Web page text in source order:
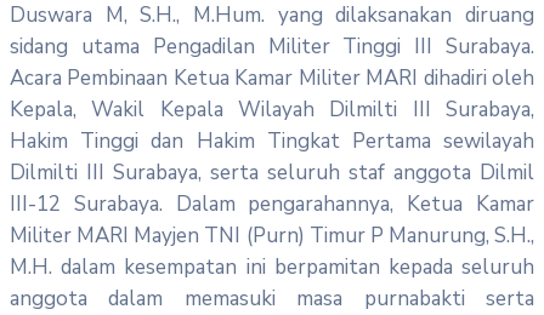
Duswara M, S.H., M.Hum. yang dilaksanakan diruang
sidang utama Pengadilan Militer Tinggi III Surabaya.
Acara Pembinaan Ketua Kamar Militer MARI dihadiri oleh
Kepala, Wakil Kepala Wilayah Dilmilti III Surabaya,
Hakim Tinggi dan Hakim Tingkat Pertama sewilayah
Dilmilti III Surabaya, serta seluruh staf anggota Dilmil
III-12 Surabaya. Dalam pengarahannya, Ketua Kamar
Militer MARI Mayjen TNI (Purn) Timur P Manurung, S.H.,
M.H. dalam kesempatan ini berpamitan kepada seluruh
anggota dalam memasuki masa purnabakti serta